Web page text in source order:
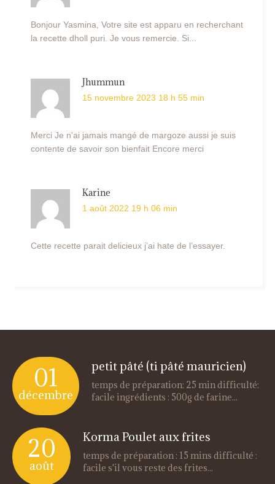
Bonjour Yasmina, Votre site est apparu en recherchant
la recette dholl puri. Je vous remercie. Si...
Jhummun
15 novembre 2023 18 h 55 min
Merci Je n'ai jamais mangé de margoze aussi je suis
contente de savoir son bienfait Encore merci
Karine
1 août 2022 19 h 06 min
Cette recette parait delicieux j’ai hate de l’essayer.
01
décembre
petit pâté (ti pâté mauricien)
temps de préparation: 25 min difficulté:
facile ingrédients : 500g de farine...
20
août
Korma Poulet aux frites
temps de préparation : 15 mins difficulté :
facile s'il vous reste des frites...